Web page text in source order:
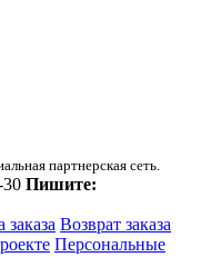
партнерская сеть.
30 Пишите:
заказа Возврат заказа
Персональные